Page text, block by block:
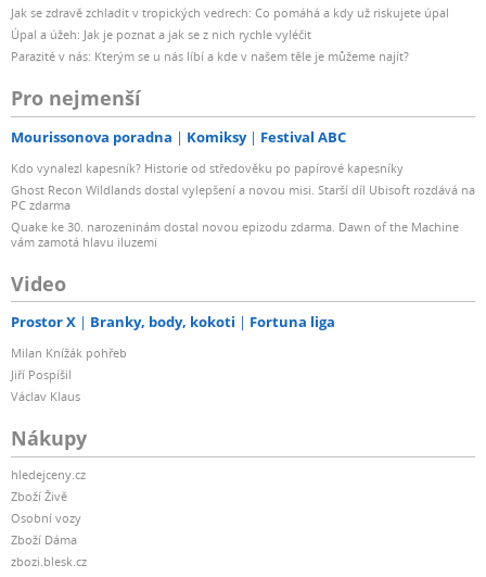
Jak se zdravě zchladit v tropických vedrech: Co pomáhá a kdy už riskujete úpal
Úpal a úžeh: Jak je poznat a jak se z nich rychle vyléčit
Parazité v nás: Kterým se u nás líbí a kde v našem těle je můžeme najít?
Pro nejmenší
Mourissonova poradna Komiksy Festival ABC
Kdo vynalezl kapesník? Historie od středověku po papírové kapesníky
Ghost Recon Wildlands dostal vylepšení a novou misi. Starší díl Ubisoft rozdává na
PC zdarma
Quake ke 30. narozeninám dostal novou epizodu zdarma. Dawn of the Machine
vám zamotá hlavu iluzemi
Video
Prostor X Branky, body, kokoti Fortuna liga
Milan Knížák pohřeb
Jiří Pospíšil
Václav Klaus
Nákupy
hledejceny.cz
Zboží Živě
Osobní vozy
Zboží Dáma
zbozi.blesk.cz